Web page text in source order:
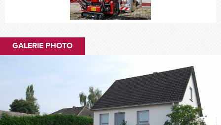
GALERIE PHOTO